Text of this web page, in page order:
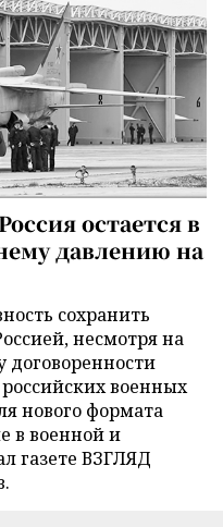
остается в
давлению на
сохранить
несмотря на
военных
нового формата
в военной и
газете ВЗГЛЯД